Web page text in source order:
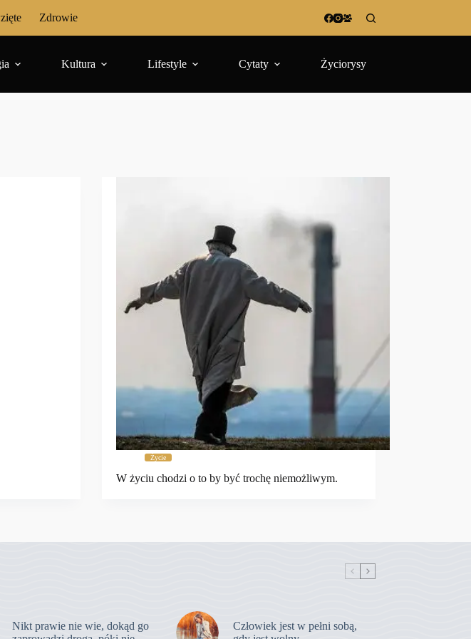
Zdrowie
Kultura Lifestyle Cytaty Życiorysy
Życie
W życiu chodzi o to by być trochę niemożliwym.
Nikt prawie nie wie, dokąd go
Człowiek jest w pełni sobą,